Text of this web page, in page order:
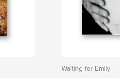
Waiting for Emily